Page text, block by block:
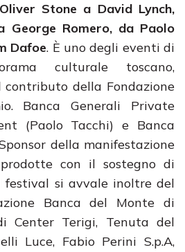
Stone a David Lynch,
George Romero, da Paolo
Dafoe. È uno degli eventi di
culturale toscano,
della Fondazione
Banca Generali Private
(Paolo Tacchi) e Banca
della manifestazione
con il sostegno di
festival si avvale inoltre del
Banca del Monte di
Center Terigi, Tenuta del
Luce, Fabio Perini S.p.A,